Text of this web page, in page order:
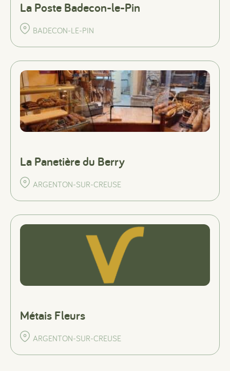
La Poste Badecon-le-Pin
BADECON-LE-PIN
La Panetière du Berry
ARGENTON-SUR-CREUSE
Métais Fleurs
ARGENTON-SUR-CREUSE